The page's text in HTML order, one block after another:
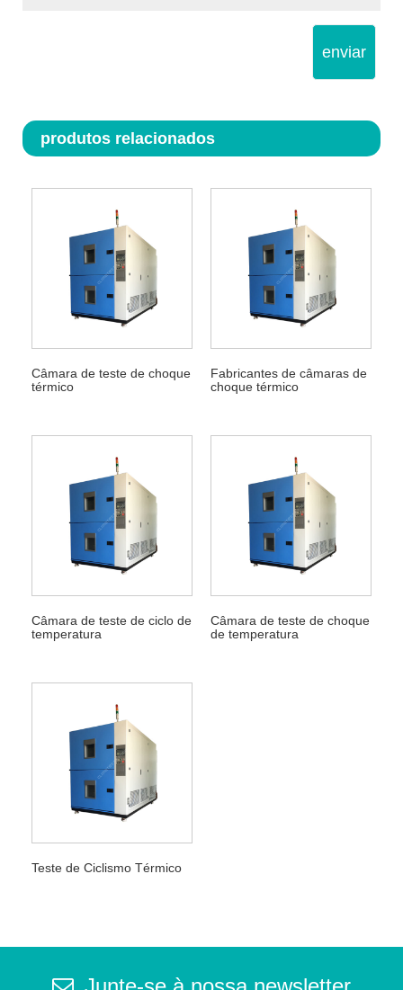
enviar
produtos relacionados
Câmara de teste de choque
térmico
Fabricantes de câmaras de
choque térmico
Câmara de teste de ciclo de
temperatura
Câmara de teste de choque
de temperatura
Teste de Ciclismo Térmico